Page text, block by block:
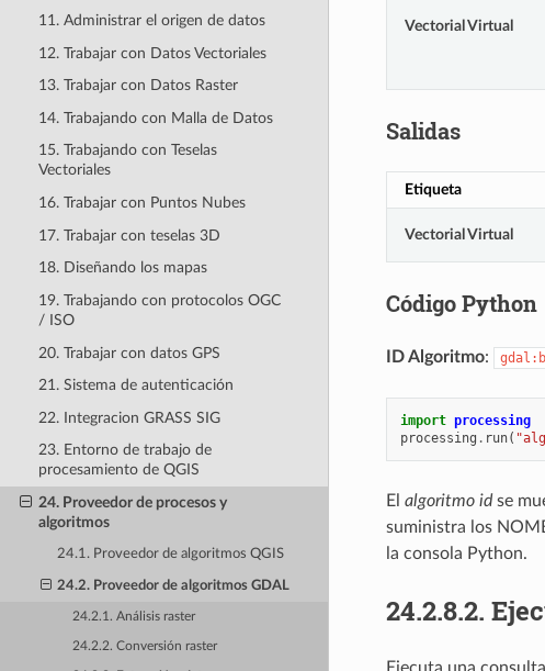
11. Administrar el origen de datos
12. Trabajar con Datos Vectoriales
13. Trabajar con Datos Raster
14. Trabajando con Malla de Datos
15. Trabajando con Teselas
Vectoriales
16. Trabajar con Puntos Nubes
17. Trabajar con teselas 3D
18. Diseñando los mapas
19. Trabajando con protocolos OGC
/ ISO
20. Trabajar con datos GPS
21. Sistema de autenticación
22. Integracion GRASS SIG
23. Entorno de trabajo de
procesamiento de QGIS
24. Proveedor de procesos y
algoritmos
24.1. Proveedor de algoritmos QGIS
24.2. Proveedor de algoritmos GDAL
24.2.1. Análisis raster
24.2.2. Conversión raster
Vectorial Virtual
Salidas
Etiqueta
Vectorial Virtual
Código Python
ID Algoritmo:
import processing
processing . run(
El algoritmo idse
suministra los
la consola Python.
24.2.8.2.